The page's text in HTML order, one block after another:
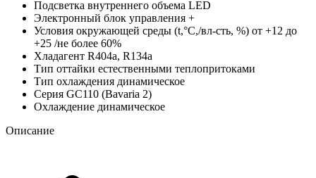
Подсветка внутреннего объема LED
Электронный блок управления +
Условия окружающей среды (t,°C,/вл-сть, %) от +12 до
+25 /не более 60%
Хладагент R404a, R134a
Тип оттайки естественными теплопритоками
Тип охлаждения динамическое
Серия GC110 (Bavaria 2)
Охлаждение динамическое
Описание